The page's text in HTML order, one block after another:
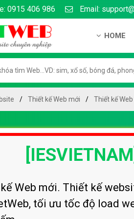
0915 406 986 Email:
HOME
Hướng
Chính
Chính
Chính
Thiết kế Web mới Thiết kế
Web mới. Thiết kế
tối ưu tốc độ load